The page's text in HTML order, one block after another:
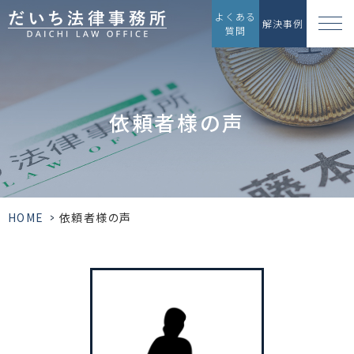
よくある
質問
解決事例
依頼者様の声
HOME > 依頼者様の声